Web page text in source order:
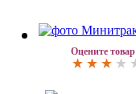
Оцените товар